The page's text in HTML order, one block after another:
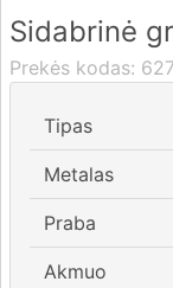
Rekvizitai
Kontaktai
604 42021
Sidabrinė
Prekės kodas:
Tipas
Metalas
Praba
Akmuo